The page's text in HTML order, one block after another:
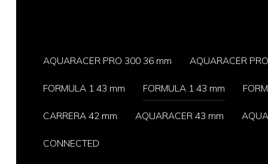
AQUARACER PRO 300 36 mm AQUARACER
FORMULA 1 43 mm FORMULA 1 43 mm
CARRERA 42 mm AQUARACER 43 mm
CONNECTED